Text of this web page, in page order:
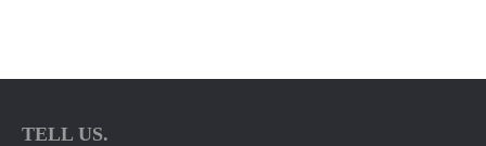
TELL US.